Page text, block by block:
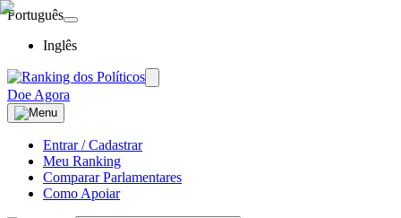
Português
Inglês
Doe Agora
Entrar / Cadastrar
Meu Ranking
Comparar Parlamentares
Como Apoiar